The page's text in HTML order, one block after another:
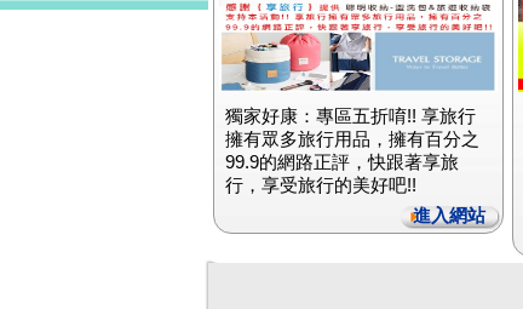
獨家好康：專區五折唷!! 享旅行
擁有眾多旅行用品，擁有百分之
99.9的網路正評，快跟著享旅
行，享受旅行的美好吧!!
進入網站